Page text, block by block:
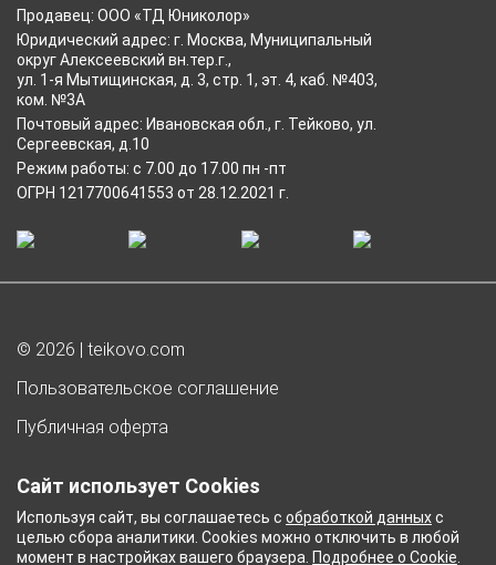
Продавец: ООО «ТД Юниколор»
Юридический адрес: г. Москва, Муниципальный
округ Алексеевский вн.тер.г.,
ул. 1-я Мытищинская, д. 3, стр. 1, эт. 4, каб. №403,
ком. №3А
Почтовый адрес: Ивановская обл., г. Тейково, ул.
Сергеевская, д.10
Режим работы: с 7.00 до 17.00 пн -пт
ОГРН 1217700641553 от 28.12.2021 г.
© 2026 | teikovo.com
Пользовательское соглашение
Публичная оферта
Политика обработки персональных данных
Сайт использует Cookies
Используя сайт, вы соглашаетесь с обработкой данныхс
целью сбора аналитики. Cookies можно отключить в любой
момент в настройках вашего браузера. Подробнее о Cookie